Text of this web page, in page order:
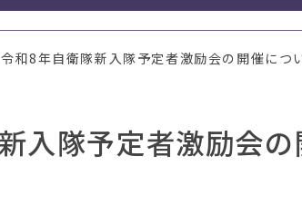
和8年自衛隊新入隊予定者激励会の開催につ
入隊予定者激励会の